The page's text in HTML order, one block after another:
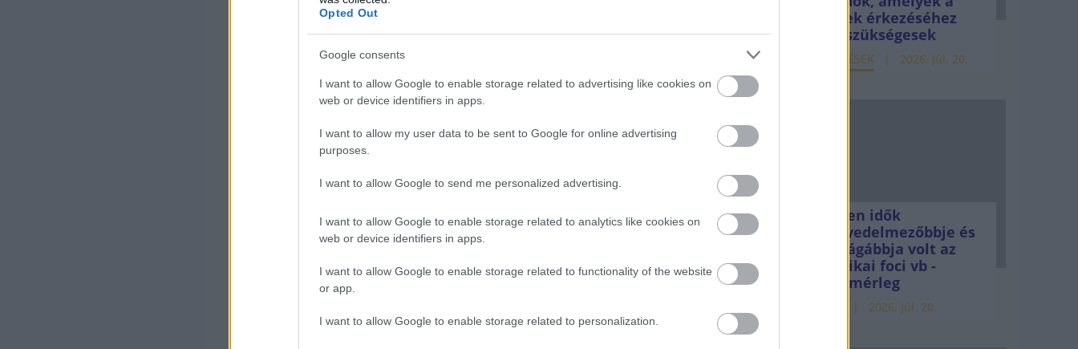
Opted Out
Google consents
I want to allow Google to enable storage related to advertising like cookies on
web or device identifiers in apps.
I want to allow my user data to be sent to Google for online advertising
purposes.
I want to allow Google to send me personalized advertising.
I want to allow Google to enable storage related to analytics like cookies on
web or device identifiers in apps.
I want to allow Google to enable storage related to functionality of the website
or app.
I want to allow Google to enable storage related to personalization.
nyersvasat állított elő.
Ám Jugoszlávia szétesésével úgy tűnt, a nagy múltú kohó csillaga is
végleg leáldozott. A délszláv háború során több bomba is eltalálta az
meghúzott határok miatt beszállítóinak és vevőinek nagy része odalett.
pénzek érkezéséhez
még szükségesek
ELEMZÉSEK 2026. júl. 20.
Minden idők
legjövedelmezőbbje és
legdrágábbja volt az
amerikai foci vb -
gyorsmérleg
2026. júl. 20.